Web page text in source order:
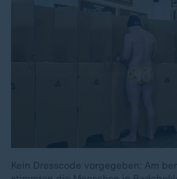
Kein Dresscode vorgegeben: Am